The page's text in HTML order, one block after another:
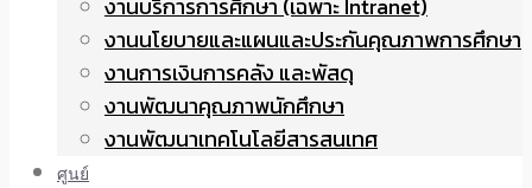
งานบริการการศึกษา (เฉพาะ Intranet)
งานนโยบายและแผนและประกันคุณภาพการศึกษา
งานการเงินการคลัง และพัสดุ
งานพัฒนาคุณภาพนักศึกษา
งานพัฒนาเทคโนโลยีสารสนเทศ
ศูนย์